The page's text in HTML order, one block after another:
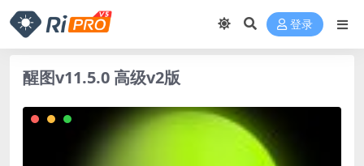
登录
醒图v11.5.0 高级v2版